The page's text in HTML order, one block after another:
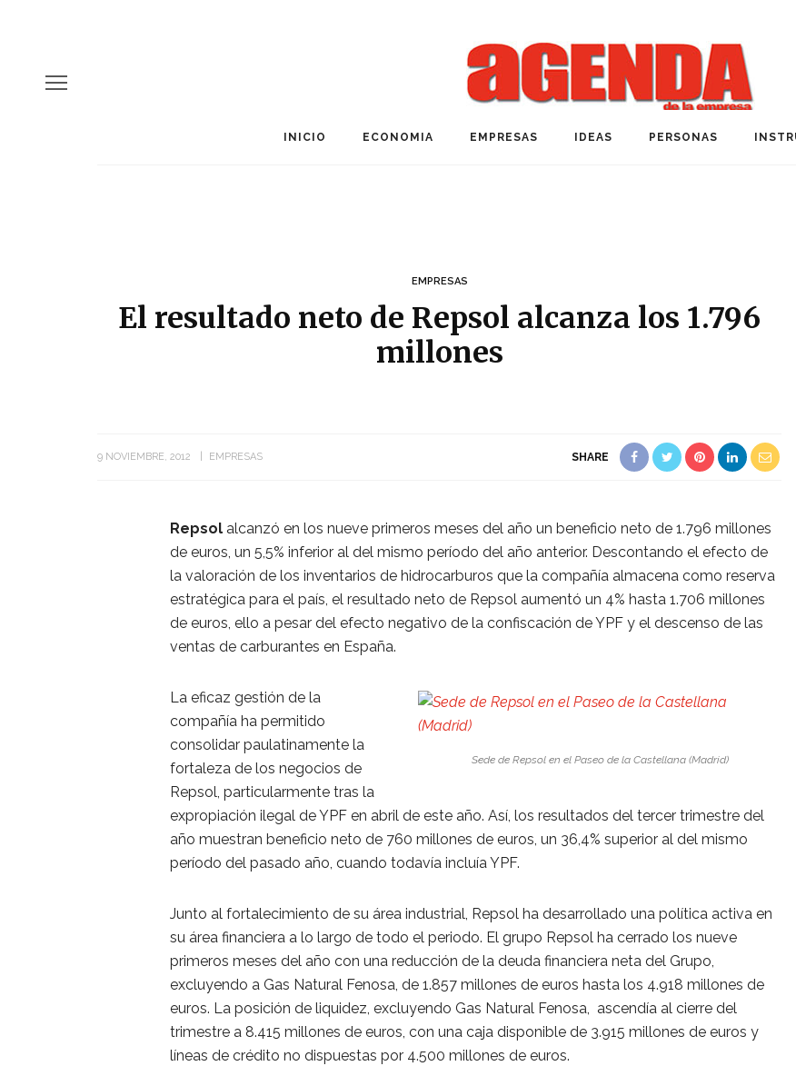
INICIO ECONOMIA EMPRESAS IDEAS PERSONAS
EMPRESAS
El resultado neto de Repsol alcanza los 1.796
millones
9 NOVIEMBRE, 2012 EMPRESAS SHARE
Repsol alcanzó en los nueve primeros meses del año un beneficio neto de 1.796 millones
de euros, un 5,5% inferior al del mismo período del año anterior. Descontando el efecto de
la valoración de los inventarios de hidrocarburos que la compañía almacena como reserva
estratégica para el país, el resultado neto de Repsol aumentó un 4% hasta 1.706 millones
de euros, ello a pesar del efecto negativo de la confiscación de YPF y el descenso de las
ventas de carburantes en España.
Sede de Repsol en el Paseo de la Castellana (Madrid)
La eficaz gestión de la
compañía ha permitido
consolidar paulatinamente la
fortaleza de los negocios de
Repsol, particularmente tras la
expropiación ilegal de YPF en abril de este año. Así, los resultados del tercer trimestre del
año muestran beneficio neto de 760 millones de euros, un 36,4% superior al del mismo
período del pasado año, cuando todavía incluía YPF.
Junto al fortalecimiento de su área industrial, Repsol ha desarrollado una política activa en
su área financiera a lo largo de todo el periodo. El grupo Repsol ha cerrado los nueve
primeros meses del año con una reducción de la deuda financiera neta del Grupo,
excluyendo a Gas Natural Fenosa, de 1.857 millones de euros hasta los 4.918 millones de
euros. La posición de liquidez, excluyendo Gas Natural Fenosa, ascendía al cierre del
trimestre a 8.415 millones de euros, con una caja disponible de 3.915 millones de euros y
líneas de crédito no dispuestas por 4.500 millones de euros.